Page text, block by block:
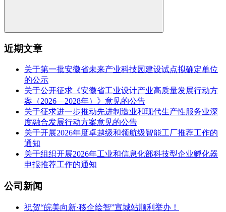
近期文章
关于第一批安徽省未来产业科技园建设试点拟确定单位
的公示
关于公开征求《安徽省工业设计产业高质量发展行动方
案（2026—2028年）》意见的公告
关于征求进一步推动先进制造业和现代生产性服务业深
度融合发展行动方案意见的公告
关于开展2026年度卓越级和领航级智能工厂推荐工作的
通知
关于组织开展2026年工业和信息化部科技型企业孵化器
申报推荐工作的通知
公司新闻
祝贺“皖美向新·移企绘智”宣城站顺利举办！